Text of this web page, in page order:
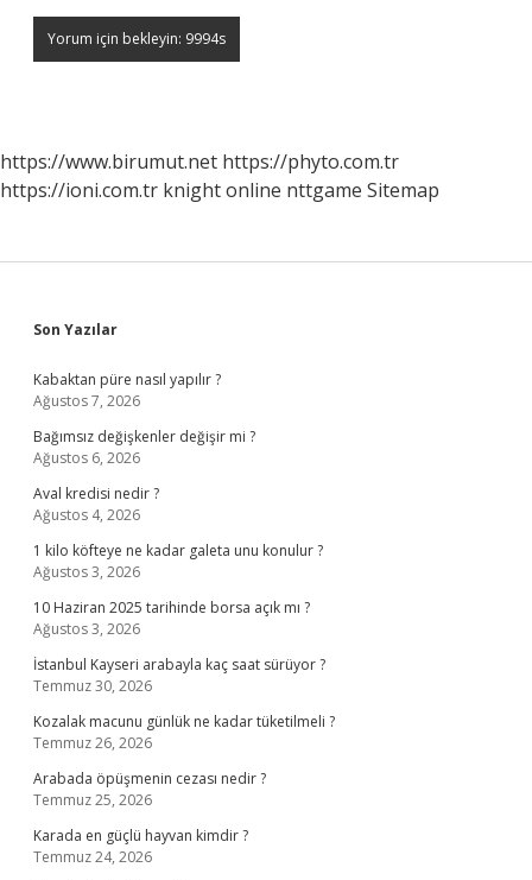
https://www.birumut.net https://phyto.com.tr
https://ioni.com.tr knight online nttgame Sitemap
Sidebar
Son Yazılar
Kabaktan püre nasıl yapılır ?
Ağustos 7, 2026
Bağımsız değişkenler değişir mi ?
Ağustos 6, 2026
Aval kredisi nedir ?
Ağustos 4, 2026
1 kilo köfteye ne kadar galeta unu konulur ?
Ağustos 3, 2026
10 Haziran 2025 tarihinde borsa açık mı ?
Ağustos 3, 2026
İstanbul Kayseri arabayla kaç saat sürüyor ?
Temmuz 30, 2026
Kozalak macunu günlük ne kadar tüketilmeli ?
Temmuz 26, 2026
Arabada öpüşmenin cezası nedir ?
Temmuz 25, 2026
Karada en güçlü hayvan kimdir ?
Temmuz 24, 2026